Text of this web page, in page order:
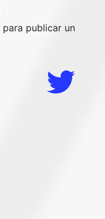
para publicar un